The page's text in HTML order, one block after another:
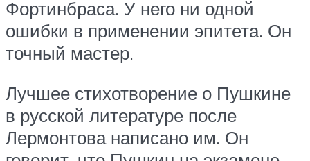
Фортинбраса. У него ни одной
ошибки в применении эпитета. Он
точный мастер.
Лучшее стихотворение о Пушкине
в русской литературе после
Лермонтова написано им. Он